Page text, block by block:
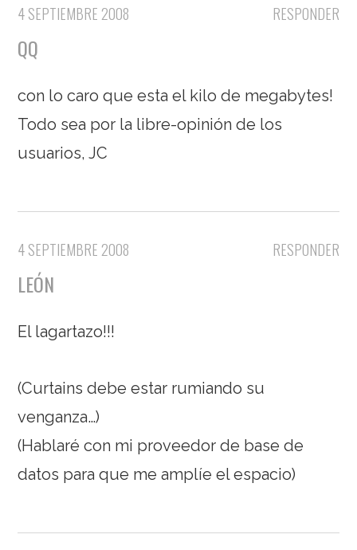
RESPONDER
4 SEPTIEMBRE 2008
QQ
con lo caro que esta el kilo de megabytes!
Todo sea por la libre-opinión de los
usuarios, JC
RESPONDER
4 SEPTIEMBRE 2008
LEÓN
El lagartazo!!!
(Curtains debe estar rumiando su
venganza…)
(Hablaré con mi proveedor de base de
datos para que me amplíe el espacio)